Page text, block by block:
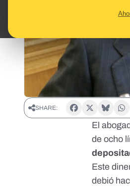
SHARE:
El
de ocho
Este
debió